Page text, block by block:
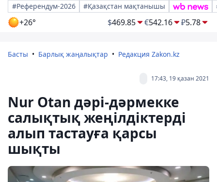
#Референдум-2026
#Қазақстан мақтанышы
+26° $469.85 €542.16 ₽5.78
Басты Барлық жаңалықтар Редакция Zakon.kz
17:43, 19 қазан 2021
Nur Otan дәрі-дәрмекке
салықтық жеңілдіктерді
алып тастауға қарсы
шықты